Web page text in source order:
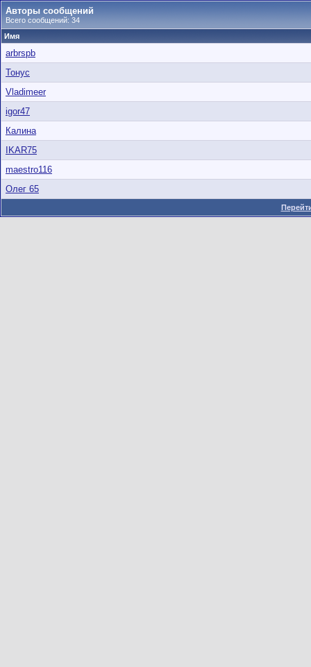
Авторы сообщений
Всего сообщений: 34
Имя
arbrspb
Тонус
Vladimeer
igor47
Калина
IKAR75
maestro116
Олег 65